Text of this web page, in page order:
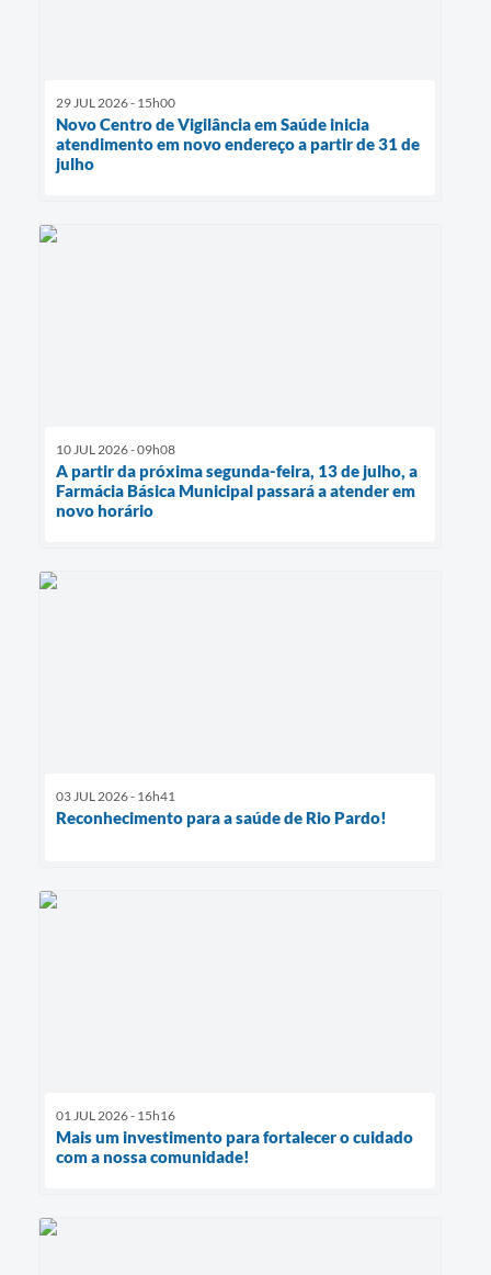
29 JUL 2026 - 15h00
Novo Centro de Vigilância em Saúde inicia
atendimento em novo endereço a partir de 31 de
julho
10 JUL 2026 - 09h08
A partir da próxima segunda-feira, 13 de julho, a
Farmácia Básica Municipal passará a atender em
novo horário
03 JUL 2026 - 16h41
Reconhecimento para a saúde de Rio Pardo!
01 JUL 2026 - 15h16
Mais um investimento para fortalecer o cuidado
com a nossa comunidade!